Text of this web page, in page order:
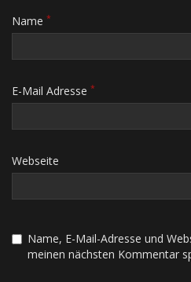
Name *
E-Mail Adresse *
Webseite
Name, E-Mail-Adresse und
meinen nächsten Kommentar